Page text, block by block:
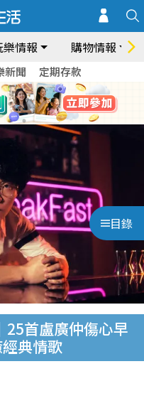
樂情報 購物情報
新聞 定期存款
目錄
25首盧廣仲傷心早
典情歌